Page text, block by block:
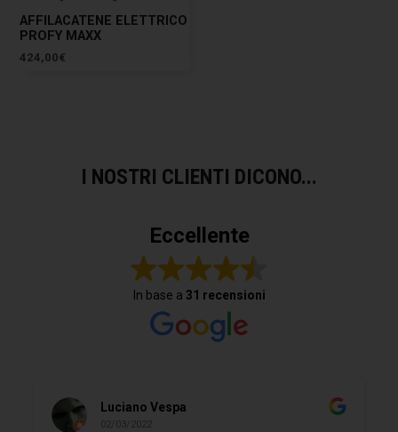
AFFILACATENE ELETTRICO
PROFY MAXX
424,00€
I NOSTRI CLIENTI DICONO...
Eccellente
In base a 31 recensioni
Luciano Vespa
02/03/2022